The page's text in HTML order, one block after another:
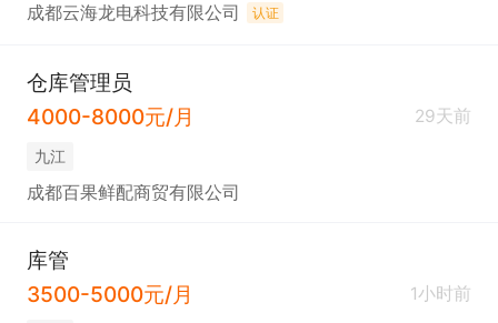
成都云海龙电科技有限公司 认证
仓库管理员
4000-8000元/月
29天前
九江
成都百果鲜配商贸有限公司
库管
3500-5000元/月
1小时前